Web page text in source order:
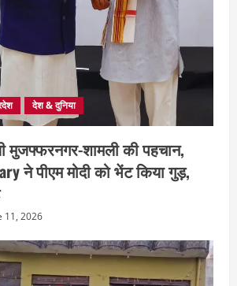
देश & दुनिया
मुजफ्फरनगर-शामली की पहचान,
ने पीएम मोदी को भेंट किया गुड़,
11, 2026